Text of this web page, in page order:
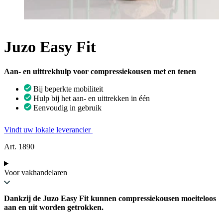
Juzo Easy Fit
Aan- en uittrekhulp voor compressiekousen met en tenen
Bij beperkte mobiliteit
Hulp bij het aan- en uittrekken in één
Eenvoudig in gebruik
Vindt uw lokale leverancier
Art. 1890
Voor vakhandelaren
Dankzij de Juzo Easy Fit kunnen compressiekousen moeiteloos
aan en uit worden getrokken.